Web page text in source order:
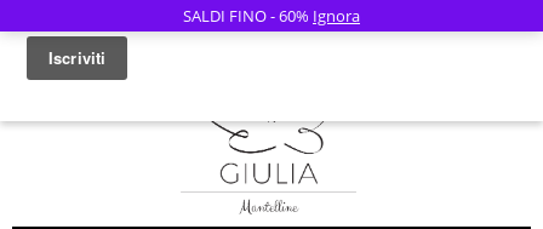
SALDI FINO - 60% Ignora